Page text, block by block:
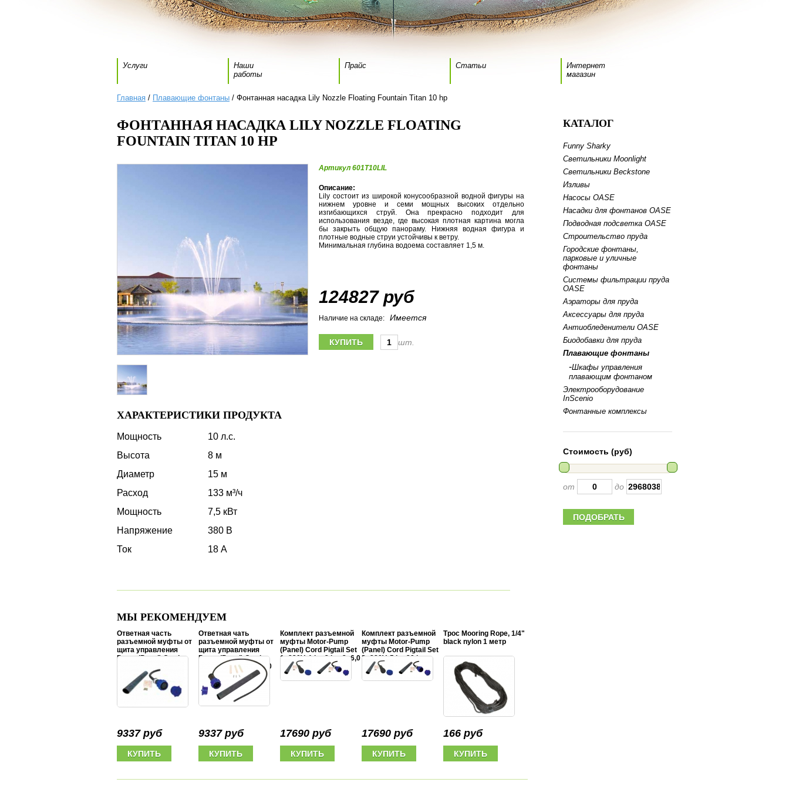
Услуги
Наши
работы
Прайс Статьи
Интернет
магазин
Главная / Плавающие фонтаны / Фонтанная насадка Lily Nozzle Floating Fountain Titan 10 hp
ФОНТАННАЯ НАСАДКА LILY NOZZLE FLOATING
FOUNTAIN TITAN 10 HP
Артикул 601T10LIL
Описание:
Lily состоит из широкой конусообразной водной фигуры на
нижнем уровне и семи мощных высоких отдельно
изгибающихся струй. Она прекрасно подходит для
использования везде, где высокая плотная картина могла
бы закрыть общую панораму. Нижняя водная фигура и
плотные водные струи устойчивы к ветру.
Минимальная глубина водоема составляет 1,5 м.
124827 руб
Наличие на складе: Имеется
шт.
ХАРАКТЕРИСТИКИ ПРОДУКТА
Мощность
10 л.с.
Высота
8 м
Диаметр
15 м
Расход
133 м³/ч
Мощность
7,5 кВт
Напряжение
380 В
Ток
18 А
МЫ РЕКОМЕНДУЕМ
Ответная часть
разъемной муфты от
щита управления
Pump (Panel) Cord
hp, 3x6,0 mm2
9337 руб
Ответная чать
разъемной муфты от
щита управления
Pump (Panel) Cord
Pigtai 3x380V, 5 hp-20
hp, 4x6,0 mm2
9337 руб
Комплект разъемной
муфты Motor-Pump
(Panel) Cord Pigtail Set
1x220V, 1 hp-3 hp, 3x6,0
mm2
17690 руб
Комплект разъемной
муфты Motor-Pump
(Panel) Cord Pigtail Set
3x380V, 5 hp-20 hp,
4x6,0 mm2
17690 руб
Трос Mooring Rope, 1/4"
black nylon 1 метр
166 руб
КАТАЛОГ
Funny Sharky
Светильники Moonlight
Светильники Beckstone
Изливы
Насосы OASE
Насадки для фонтанов OASE
Подводная подсветка OASE
Строительство пруда
Городские фонтаны,
парковые и уличные
фонтаны
Системы фильтрации пруда
OASE
Аэраторы для пруда
Аксессуары для пруда
Антиобледенители OASE
Биодобавки для пруда
Плавающие фонтаны
-Шкафы управления
плавающим фонтаном
Электрооборудование
InScenio
Фонтанные комплексы
Стоимость (руб)
от до